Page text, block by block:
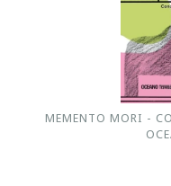
MEMENTO MORI -